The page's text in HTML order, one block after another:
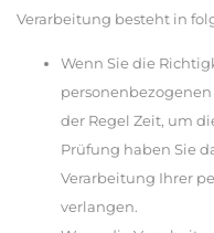
Verarbeitung besteht in
Wenn Sie die
der Regel Zeit, um
Prüfung haben Sie
Verarbeitung Ihrer
verlangen.